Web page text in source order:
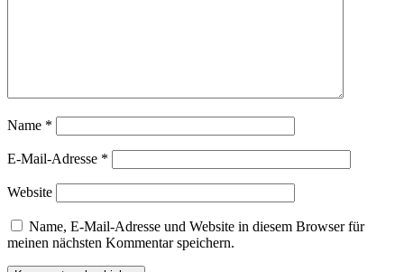
Name *
E-Mail-Adresse *
Website
Name, E-Mail-Adresse und Website in diesem Browser für
meinen nächsten Kommentar speichern.